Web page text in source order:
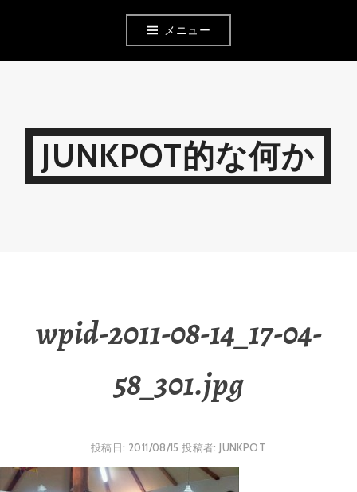
メニュー
JUNKPOT的な何か
wpid-2011-08-14_17-04-
58_301.jpg
投稿日: 2011/08/15 投稿者:JUNKPOT